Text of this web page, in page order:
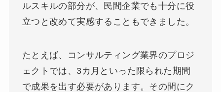
ルスキルの部分が、民間企業でも十分に役
立つと改めて実感することもできました。
たとえば、コンサルティング業界のプロジ
ェクトでは、3カ月といった限られた期間
で成果を出す必要があります。その間にク